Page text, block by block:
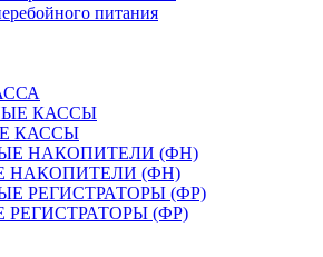
питания
КАССЫ
НАКОПИТЕЛИ (ФН)
(ФР)